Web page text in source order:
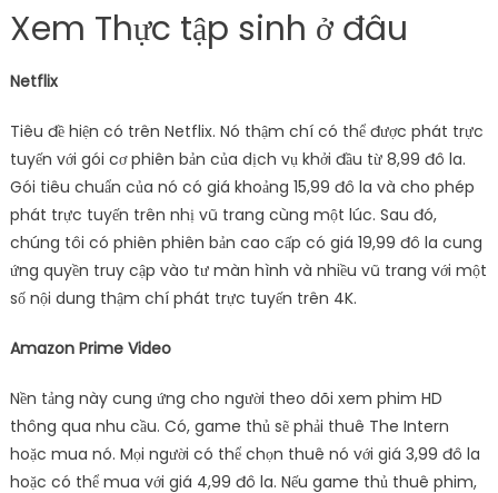
Xem Thực tập sinh ở đâu
Netflix
Tiêu đề hiện có trên Netflix. Nó thậm chí có thể được phát trực
tuyến với gói cơ phiên bản của dịch vụ khởi đầu từ 8,99 đô la.
Gói tiêu chuẩn của nó có giá khoảng 15,99 đô la và cho phép
phát trực tuyến trên nhị vũ trang cùng một lúc. Sau đó,
chúng tôi có phiên phiên bản cao cấp có giá 19,99 đô la cung
ứng quyền truy cập vào tư màn hình và nhiều vũ trang với một
số nội dung thậm chí phát trực tuyến trên 4K.
Amazon Prime Video
Nền tảng này cung ứng cho người theo dõi xem phim HD
thông qua nhu cầu. Có, game thủ sẽ phải thuê The Intern
hoặc mua nó. Mọi người có thể chọn thuê nó với giá 3,99 đô la
hoặc có thể mua với giá 4,99 đô la. Nếu game thủ thuê phim,